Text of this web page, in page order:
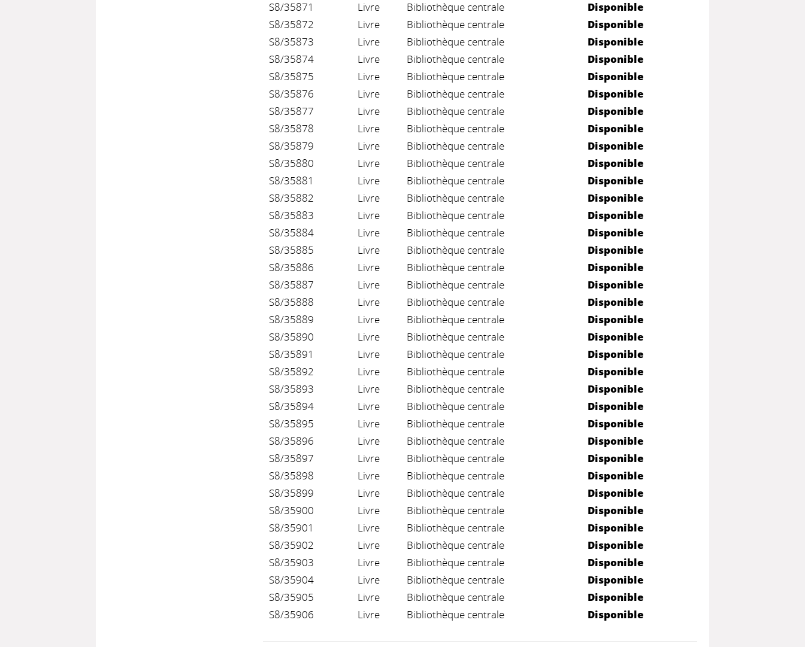
S8/35871
Livre Bibliothèque centrale
Disponible
S8/35872
Livre Bibliothèque centrale
Disponible
S8/35873
Livre Bibliothèque centrale
Disponible
S8/35874
Livre Bibliothèque centrale
Disponible
S8/35875
Livre Bibliothèque centrale
Disponible
S8/35876
Livre Bibliothèque centrale
Disponible
S8/35877
Livre Bibliothèque centrale
Disponible
S8/35878
Livre Bibliothèque centrale
Disponible
S8/35879
Livre Bibliothèque centrale
Disponible
S8/35880
Livre Bibliothèque centrale
Disponible
S8/35881
Livre Bibliothèque centrale
Disponible
S8/35882
Livre Bibliothèque centrale
Disponible
S8/35883
Livre Bibliothèque centrale
Disponible
S8/35884
Livre Bibliothèque centrale
Disponible
S8/35885
Livre Bibliothèque centrale
Disponible
S8/35886
Livre Bibliothèque centrale
Disponible
S8/35887
Livre Bibliothèque centrale
Disponible
S8/35888
Livre Bibliothèque centrale
Disponible
S8/35889
Livre Bibliothèque centrale
Disponible
S8/35890
Livre Bibliothèque centrale
Disponible
S8/35891
Livre Bibliothèque centrale
Disponible
S8/35892
Livre Bibliothèque centrale
Disponible
S8/35893
Livre Bibliothèque centrale
Disponible
S8/35894
Livre Bibliothèque centrale
Disponible
S8/35895
Livre Bibliothèque centrale
Disponible
S8/35896
Livre Bibliothèque centrale
Disponible
S8/35897
Livre Bibliothèque centrale
Disponible
S8/35898
Livre Bibliothèque centrale
Disponible
S8/35899
Livre Bibliothèque centrale
Disponible
S8/35900
Livre Bibliothèque centrale
Disponible
S8/35901
Livre Bibliothèque centrale
Disponible
S8/35902
Livre Bibliothèque centrale
Disponible
S8/35903
Livre Bibliothèque centrale
Disponible
S8/35904
Livre Bibliothèque centrale
Disponible
S8/35905
Livre Bibliothèque centrale
Disponible
S8/35906
Livre Bibliothèque centrale Disponible